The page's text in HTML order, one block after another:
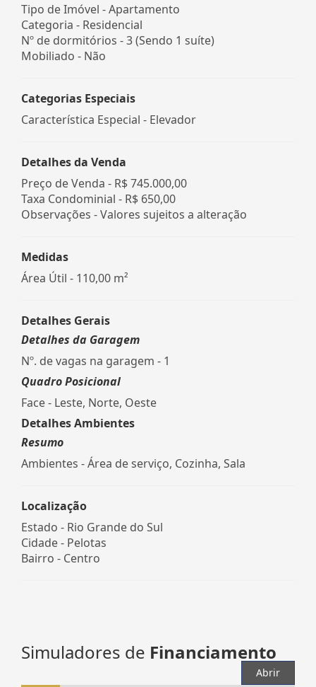
Tipo de Imóvel - Apartamento
Categoria - Residencial
Nº de dormitórios - 3 (Sendo 1 suíte)
Mobiliado - Não
Categorias Especiais
Característica Especial - Elevador
Detalhes da Venda
Preço de Venda - R$ 745.000,00
Taxa Condominial - R$ 650,00
Observações - Valores sujeitos a alteração
Medidas
Área Útil - 110,00 m²
Detalhes Gerais
Detalhes da Garagem
Nº. de vagas na garagem - 1
Quadro Posicional
Face - Leste, Norte, Oeste
Detalhes Ambientes
Resumo
Ambientes - Área de serviço, Cozinha, Sala
Localização
Estado - Rio Grande do Sul
Cidade - Pelotas
Bairro - Centro
Simuladores de Financiamento
Abrir